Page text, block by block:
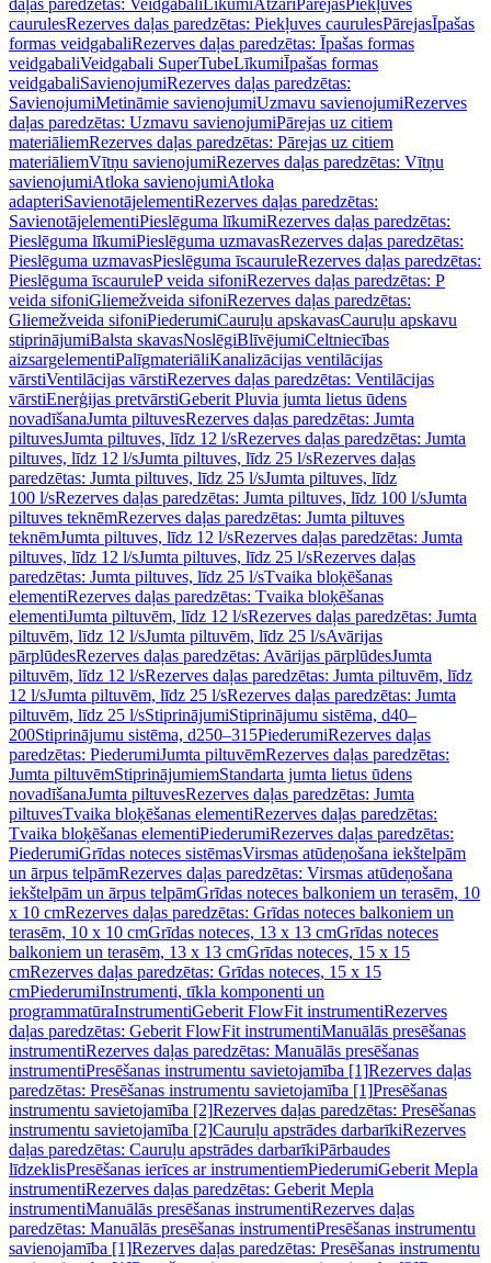
daļas paredzētas: Veidgabali LīkumiAtzari PārejasPiekļuves
caurulesRezerves daļas paredzētas: Piekļuves caurulesPārejasĪpašas
formas veidgabaliRezerves daļas paredzētas: Īpašas formas
veidgabaliVeidgabali SuperTubeLīkumiĪpašas formas
veidgabaliSavienojumiRezerves daļas paredzētas:
SavienojumiMetināmie savienojumiUzmavu savienojumiRezerves
daļas paredzētas: Uzmavu savienojumiPārejas uz citiem
materiāliemRezerves daļas paredzētas: Pārejas uz citiem
materiāliemVītņu savienojumiRezerves daļas paredzētas: Vītņu
savienojumiAtloka savienojumiAtloka
adapteriSavienotājelementiRezerves daļas paredzētas:
SavienotājelementiPieslēguma līkumiRezerves daļas paredzētas:
Pieslēguma līkumiPieslēguma uzmavasRezerves daļas paredzētas:
Pieslēguma uzmavasPieslēguma īscauruleRezerves daļas paredzētas:
Pieslēguma īscauruleP veida sifoniRezerves daļas paredzētas: P
veida sifoniGliemežveida sifoniRezerves daļas paredzētas:
Gliemežveida sifoniPiederumiCauruļu apskavasCauruļu apskavu
stiprinājumiBalsta skavasNoslēgiBlīvējumiCeltniecības
aizsargelementiPalīgmateriāliKanalizācijas ventilācijas
vārstiVentilācijas vārstiRezerves daļas paredzētas: Ventilācijas
vārstiEnerģijas pretvārstiGeberit Pluvia jumta lietus ūdens
novadīšanaJumta piltuvesRezerves daļas paredzētas: Jumta
piltuvesJumta piltuves, līdz 12 l/sRezerves daļas paredzētas: Jumta
piltuves, līdz 12 l/sJumta piltuves, līdz 25 l/sRezerves daļas
paredzētas: Jumta piltuves, līdz 25 l/sJumta piltuves, līdz
100 l/sRezerves daļas paredzētas: Jumta piltuves, līdz 100 l/sJumta
piltuves teknēmRezerves daļas paredzētas: Jumta piltuves
teknēmJumta piltuves, līdz 12 l/sRezerves daļas paredzētas: Jumta
piltuves, līdz 12 l/sJumta piltuves, līdz 25 l/sRezerves daļas
paredzētas: Jumta piltuves, līdz 25 l/sTvaika bloķēšanas
elementiRezerves daļas paredzētas: Tvaika bloķēšanas
elementiJumta piltuvēm, līdz 12 l/sRezerves daļas paredzētas: Jumta
piltuvēm, līdz 12 l/sJumta piltuvēm, līdz 25 l/sAvārijas
pārplūdesRezerves daļas paredzētas: Avārijas pārplūdesJumta
piltuvēm, līdz 12 l/sRezerves daļas paredzētas: Jumta piltuvēm, līdz
12 l/sJumta piltuvēm, līdz 25 l/sRezerves daļas paredzētas: Jumta
piltuvēm, līdz 25 l/sStiprinājumiStiprinājumu sistēma, d40–
200Stiprinājumu sistēma, d250–315PiederumiRezerves daļas
paredzētas: PiederumiJumta piltuvēmRezerves daļas paredzētas:
Jumta piltuvēmStiprinājumiemStandarta jumta lietus ūdens
novadīšanaJumta piltuvesRezerves daļas paredzētas: Jumta
piltuvesTvaika bloķēšanas elementiRezerves daļas paredzētas:
Tvaika bloķēšanas elementiPiederumiRezerves daļas paredzētas:
PiederumiGrīdas noteces sistēmasVirsmas atūdeņošana iekštelpām
un ārpus telpāmRezerves daļas paredzētas: Virsmas atūdeņošana
iekštelpām un ārpus telpāmGrīdas noteces balkoniem un terasēm, 10
x 10 cmRezerves daļas paredzētas: Grīdas noteces balkoniem un
terasēm, 10 x 10 cmGrīdas noteces, 13 x 13 cmGrīdas noteces
balkoniem un terasēm, 13 x 13 cmGrīdas noteces, 15 x 15
cmRezerves daļas paredzētas: Grīdas noteces, 15 x 15
cmPiederumiInstrumenti, tīkla komponenti un
programmatūraInstrumentiGeberit FlowFit instrumentiRezerves
daļas paredzētas: Geberit FlowFit instrumentiManuālās presēšanas
instrumentiRezerves daļas paredzētas: Manuālās presēšanas
instrumentiPresēšanas instrumentu savietojamība [1]Rezerves daļas
paredzētas: Presēšanas instrumentu savietojamība [1]Presēšanas
instrumentu savietojamība [2]Rezerves daļas paredzētas: Presēšanas
instrumentu savietojamība [2]Cauruļu apstrādes darbarīkiRezerves
daļas paredzētas: Cauruļu apstrādes darbarīkiPārbaudes
līdzeklisPresēšanas ierīces ar instrumentiemPiederumiGeberit Mepla
instrumentiRezerves daļas paredzētas: Geberit Mepla
instrumentiManuālās presēšanas instrumentiRezerves daļas
paredzētas: Manuālās presēšanas instrumentiPresēšanas instrumentu
savienojamība [1]Rezerves daļas paredzētas: Presēšanas instrumentu